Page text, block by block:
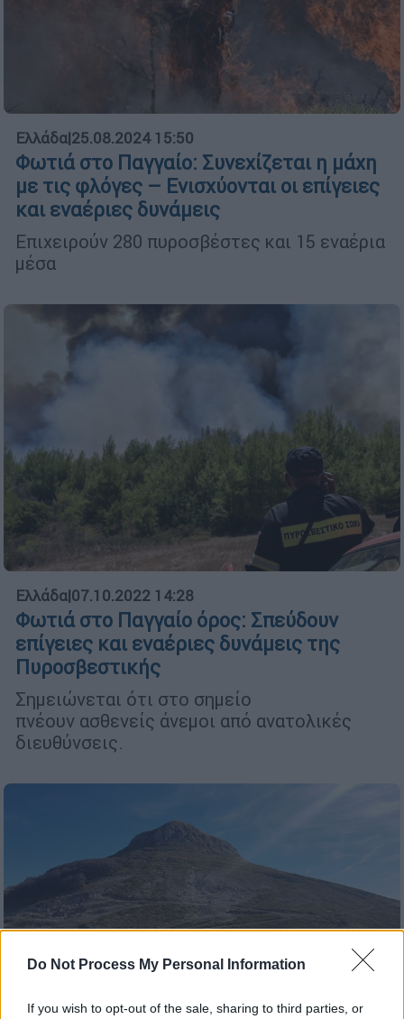
Do Not Process My Personal Information
If you wish to opt-out of the sale, sharing to third parties, or
Ελλάδα|25.08.2024 15:50
Φωτιά στο Παγγαίο: Συνεχίζεται η μάχη
με τις φλόγες – Ενισχύονται οι επίγειες
και εναέριες δυνάμεις
Επιχειρούν 280 πυροσβέστες και 15 εναέρια
μέσα
Ελλάδα|07.10.2022 14:28
Φωτιά στο Παγγαίο όρος: Σπεύδουν
επίγειες και εναέριες δυνάμεις της
Πυροσβεστικής
Σημειώνεται ότι στο σημείο
πνέουν ασθενείς άνεμοι από ανατολικές
διευθύνσεις.